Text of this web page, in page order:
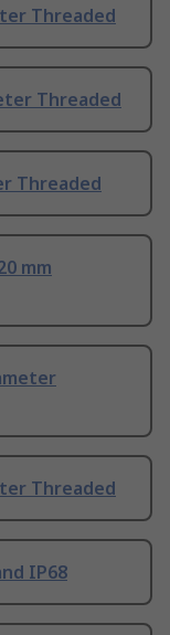
Threaded
Threaded
Threaded
mm
Threaded
IP68